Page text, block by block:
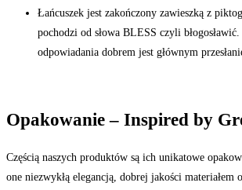
Łańcuszek jest zakończony zawieszką z
pochodzi od słowa BLESS czyli błogosławić.
odpowiadania dobrem jest głównym
Opakowanie – Inspired by
Częścią naszych produktów są ich unikatowe
one niezwykłą elegancją, dobrej jakości materiałem